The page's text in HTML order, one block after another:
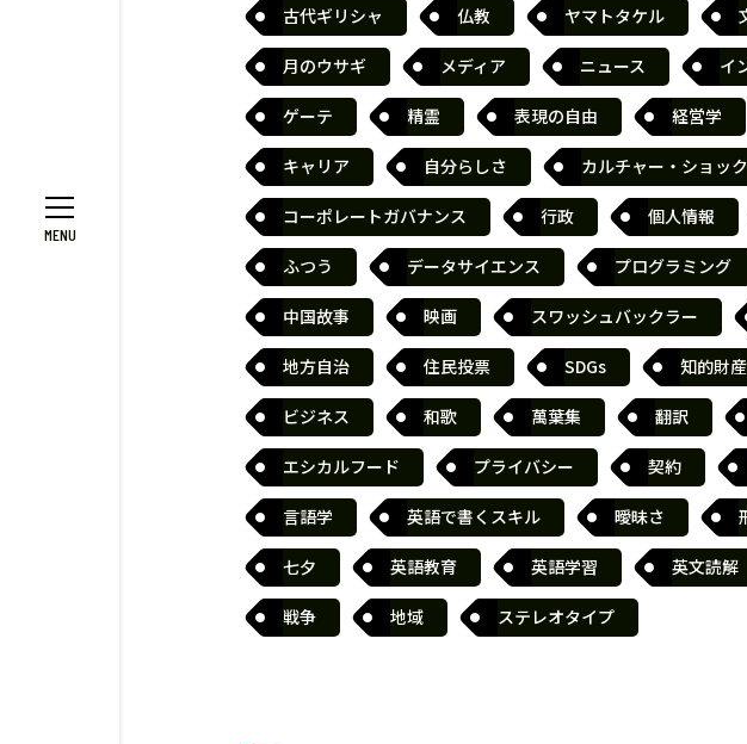
古代ギリシャ 仏教 ヤマトタケル
月のウサギ メディア ニュース イ
ゲーテ 精霊 表現の自由 経営学
キャリア 自分らしさ カルチャー・ショック
コーポレートガバナンス 行政 個人情報
ふつう データサイエンス プログラミング
中国故事 映画 スワッシュバックラー
地方自治 住民投票 SDGs 知的財産
ビジネス 和歌 萬葉集 翻訳
エシカルフード プライバシー 契約
言語学 英語で書くスキル 曖昧さ
七夕 英語教育 英語学習 英文読解
戦争 地域 ステレオタイプ